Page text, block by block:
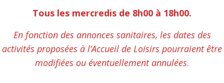
Tous les mercredis de 8h00 à 18h00.
En fonction des annonces sanitaires, les dates des
activités proposées à l’Accueil de Loisirs pourraient être
modifiées ou éventuellement annulées.